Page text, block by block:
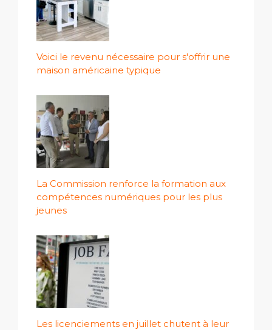
Voici le revenu nécessaire pour s'offrir une
maison américaine typique
La Commission renforce la formation aux
compétences numériques pour les plus
jeunes
Les licenciements en juillet chutent à leur